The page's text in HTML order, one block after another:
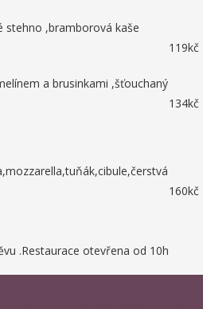
stehno ,bramborová kaše
119kč
a brusinkami ,šťouchaný
134kč
160kč
.Restaurace otevřena od 10h